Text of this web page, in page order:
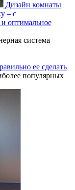
Дизайн комнаты
– с
и оптимальное
система
ее сделать
популярных